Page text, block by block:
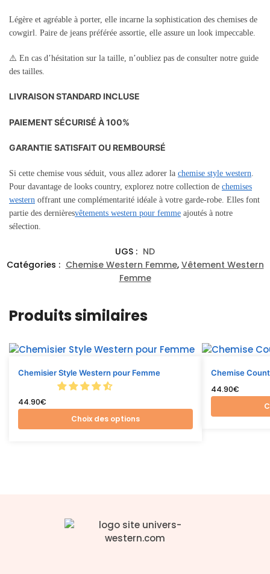
Légère et agréable à porter, elle incarne la sophistication des chemises de
cowgirl. Paire de jeans préférée assortie, elle assure un look impeccable.
⚠️ En cas d’hésitation sur la taille, n’oubliez pas de consulter notre guide
des tailles.
LIVRAISON STANDARD INCLUSE
PAIEMENT SÉCURISÉ À 100%
GARANTIE SATISFAIT OU REMBOURSÉ
Si cette chemise vous séduit, vous allez adorer la chemise style western
Pour davantage de looks country, explorez notre collection de chemises
western offrant une complémentarité idéale à votre garde-robe. Elles font
partie des dernièresvêtements western pour femme ajoutés à notre
sélection.
UGS : ND
Catégories : Chemise Western Femme, Vêtement Western
Femme
Produits similaires
Chemisier Style Western pour Femme
44.90€
Choix des options
Chemise
44.90€